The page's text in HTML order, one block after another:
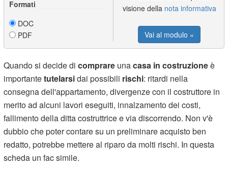
Formati
DOC
PDF
visione della nota informativa
Vai al modulo »
Quando si decide dicomprare unacasa in costruzioneè
importantetutelarsidai possibili rischi: ritardi nella
consegna dell'appartamento, divergenze con il costruttore in
merito ad alcuni lavori eseguiti, innalzamento dei costi,
fallimento della ditta costruttrice e via discorrendo. Non v'è
dubbio che poter contare su un preliminare acquisto ben
redatto, potrebbe mettere al riparo da molti rischi. In questa
scheda un fac simile.